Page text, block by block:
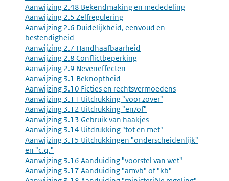
Aanwijzing 2.48 Bekendmaking en mededeling
Aanwijzing 2.5 Zelfregulering
Aanwijzing 2.6 Duidelijkheid, eenvoud en
bestendigheid
Aanwijzing 2.7 Handhaafbaarheid
Aanwijzing 2.8 Conflictbeperking
Aanwijzing 2.9 Neveneffecten
Aanwijzing 3.1 Beknoptheid
Aanwijzing 3.10 Ficties en rechtsvermoedens
Aanwijzing 3.11 Uitdrukking "voor zover"
Aanwijzing 3.12 Uitdrukking "en/of"
Aanwijzing 3.13 Gebruik van haakjes
Aanwijzing 3.14 Uitdrukking "tot en met"
Aanwijzing 3.15 Uitdrukkingen "onderscheidenlijk"
en "c.q."
Aanwijzing 3.16 Aanduiding "voorstel van wet"
Aanwijzing 3.17 Aanduiding "amvb" of "kb"